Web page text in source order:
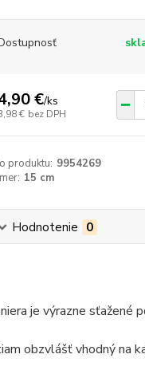
€/ks
€ bez DPH
produktu: 9954269
15 cm
Hodnotenie 0
je výrazne sťažené
obzvlášť vhodný na